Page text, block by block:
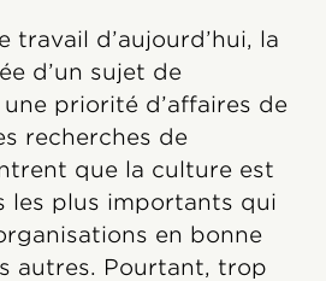
travail d’aujourd’hui, la
d’un sujet de
priorité d’affaires de
recherches de
que la culture est
les plus importants qui
en bonne
autres. Pourtant, trop